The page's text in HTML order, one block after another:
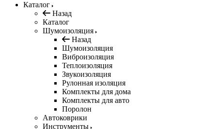
Каталог
Назад
Каталог
Шумоизоляция
Назад
Шумоизоляция
Виброизоляция
Теплоизоляция
Звукоизоляция
Рулонная изоляция
Комплекты для дома
Комплекты для авто
Поролон
Автоковрики
Инструменты